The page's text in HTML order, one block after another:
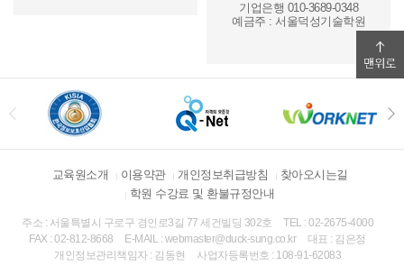
기업은행 010-3689-0348
예금주 : 서울덕성기술학원
교육원소개 이용약관 개인정보취급방침
찾아오시는길
학원 수강료 및 환불규정안내
주소 : 서울특별시 구로구 경인로3길 77 세건빌딩 302호
TEL : 02-2675-4000
FAX : 02-812-8668
E-MAIL : webmaster@duck-sung.co.kr
대표 : 김은정
개인정보관리책임자 : 김동현
사업자등록번호 : 108-91-62083